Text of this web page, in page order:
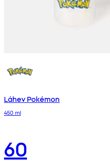
Láhev Pokémon
450 ml
60